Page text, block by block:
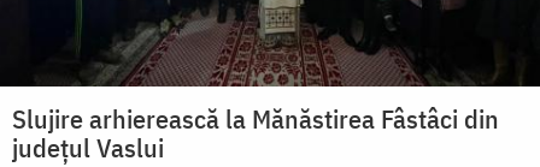
Slujire arhierească la Mănăstirea Fâstâci din
județul Vaslui